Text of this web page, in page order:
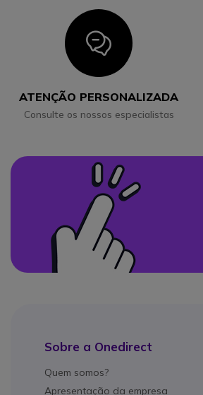
Icon
ATENÇÃO PERSONALIZADA
Consulte os nossos especialistas
Sobre a Onedirect
Quem somos?
Apresentação da empresa